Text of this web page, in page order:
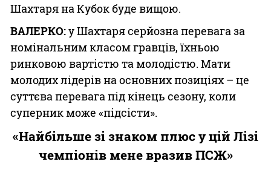
Шахтаря на Кубок буде вищою.
ВАЛЕРКО:у Шахтаря серйозна перевага за
номінальним класом гравців, їхньою
ринковою вартістю та молодістю. Мати
молодих лідерів на основних позиціях – це
суттєва перевага під кінець сезону, коли
суперник може «підсісти».
«Найбільше зі знаком плюс у цій Лізі
чемпіонів мене вразив ПСЖ»